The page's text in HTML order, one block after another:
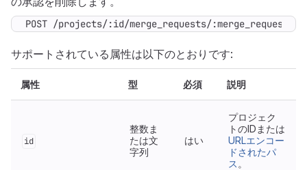
POST /projects/:id/merge_requests/
サポートされている属性は以下のとおりです:
属性 型 必須 説明
id
整数ま
たは文
字列
はい
プロジェク
トのIDまたは
URLエンコー
ドされたパ
ス 。